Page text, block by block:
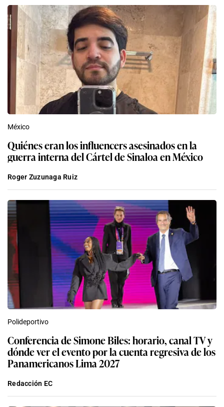
México
Quiénes eran los influencers asesinados en la
guerra interna del Cártel de Sinaloa en México
Roger Zuzunaga Ruiz
Polideportivo
Conferencia de Simone Biles: horario, canal TV y
dónde ver el evento por la cuenta regresiva de los
Panamericanos Lima 2027
Redacción EC